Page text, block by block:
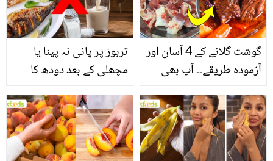
تربوز پر پانی نہ پینا یا
مچھلی کے بعد دودھ کا
سے متعلق غلط فہمیوں کی
حقیقت کیا ہے اور افواہ
کیا؟
گوشت گلانے کے 4 آسان اور
آزمودہ طریقے۔۔ آپ بھی
بتائے راز